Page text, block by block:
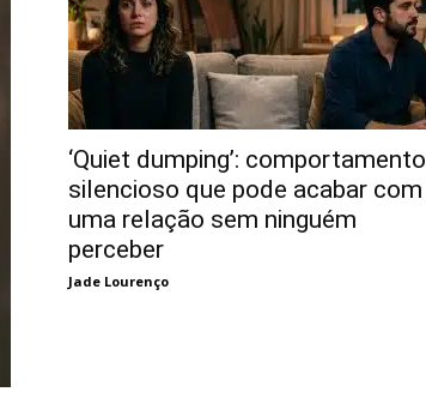
‘Quiet dumping’: comportamento
silencioso que pode acabar com
uma relação sem ninguém
perceber
Jade Lourenço